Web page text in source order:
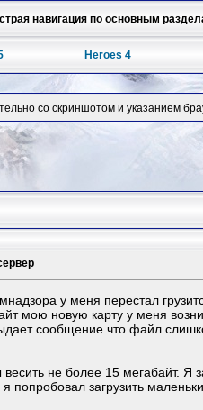
навигация по основным
Heroes 4
со скриншотом и указанием
у меня перестал
мою новую карту у меня
сообщение что файл
не более 15 мегабайт. Я
попробовал загрузить